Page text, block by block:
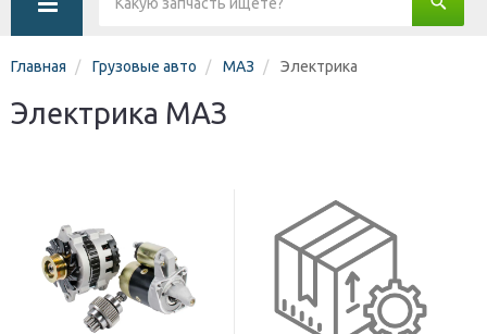
Главная Грузовые авто МАЗ Электрика
Электрика МАЗ